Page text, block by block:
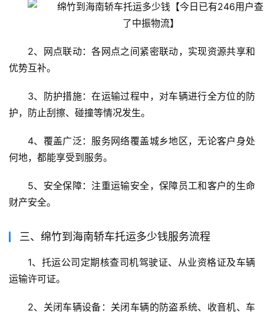
2、网点联动：各网点之间紧密联动，实现资源共享和
优势互补。
3、防护措施：在运输过程中，对车辆进行全方位的防
护，防止刮擦、碰撞等情况发生。
4、覆盖广泛：服务网络覆盖城乡地区，无论客户身处
何地，都能享受到服务。
5、安全保障：注重运输安全，保障员工和客户的生命
财产安全。
三、绵竹到海南轿车托运多少钱服务流程
1、托运公司定期核查司机驾驶证、从业资格证及车辆
运输许可证。
2、关闭车辆设备：关闭车辆的防盗系统、收音机、车